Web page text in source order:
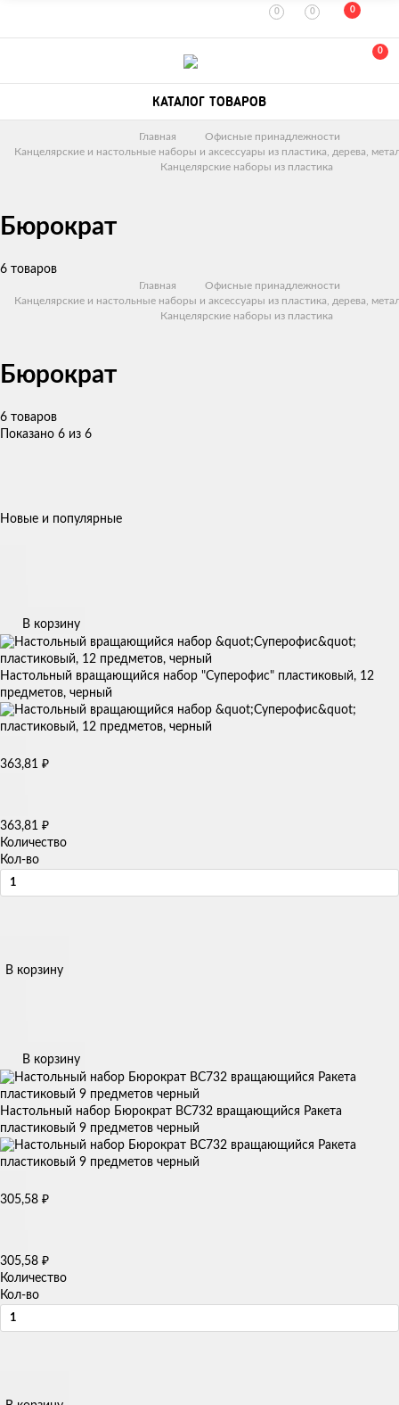
0 0 0
0
КАТАЛОГ ТОВАРОВ
Главная
Офисные принадлежности
Канцелярские и настольные наборы и аксессуары из пластика, дерева,
Канцелярские наборы из пластика
Бюрократ
6 товаров
Главная
Офисные принадлежности
Канцелярские и настольные наборы и аксессуары из пластика, дерева,
Канцелярские наборы из пластика
Бюрократ
6 товаров
Показано 6 из 6
Новые и популярные
В корзину
Настольный вращающийся набор "Суперофис" пластиковый, 12
предметов, черный
363,81 ₽
363,81 ₽
Количество
Кол-во
В корзину
В корзину
Настольный набор Бюрократ BC732 вращающийся Ракета
пластиковый 9 предметов черный
305,58 ₽
305,58 ₽
Количество
Кол-во